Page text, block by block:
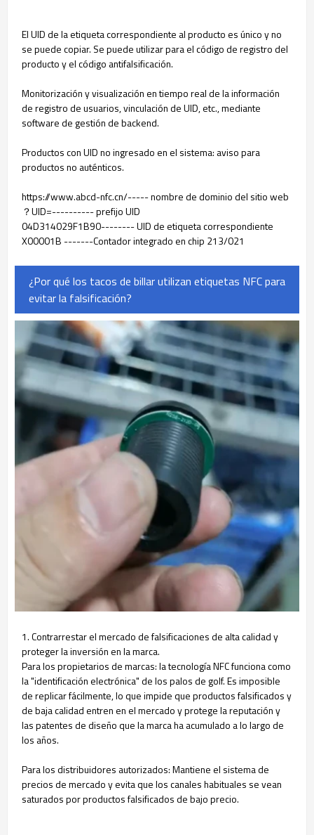
El UID de la etiqueta correspondiente al producto es único y no
se puede copiar. Se puede utilizar para el código de registro del
producto y el código antifalsificación.
Monitorización y visualización en tiempo real de la información
de registro de usuarios, vinculación de UID, etc., mediante
software de gestión de backend.
Productos con UID no ingresado en el sistema: aviso para
productos no auténticos.
https://www.abcd-nfc.cn/----- nombre de dominio del sitio web
？UID=---------- prefijo UID
04D314029F1B90-------- UID de etiqueta correspondiente
X00001B -------Contador integrado en chip 213/021
¿Por qué los tacos de billar utilizan etiquetas NFC para
evitar la falsificación?
1. Contrarrestar el mercado de falsificaciones de alta calidad y
proteger la inversión en la marca.
Para los propietarios de marcas: la tecnología NFC funciona como
la "identificación electrónica" de los palos de golf. Es imposible
de replicar fácilmente, lo que impide que productos falsificados y
de baja calidad entren en el mercado y protege la reputación y
las patentes de diseño que la marca ha acumulado a lo largo de
los años.
Para los distribuidores autorizados: Mantiene el sistema de
precios de mercado y evita que los canales habituales se vean
saturados por productos falsificados de bajo precio.